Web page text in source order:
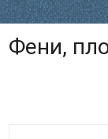
Фени,